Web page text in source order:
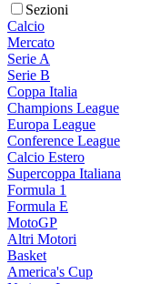
Sezioni
Calcio
Mercato
Serie A
Serie B
Coppa Italia
Champions League
Europa League
Conference League
Calcio Estero
Supercoppa Italiana
Formula 1
Formula E
MotoGP
Altri Motori
Basket
America's Cup